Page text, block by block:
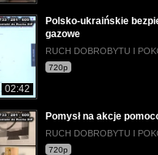
02:42
Polsko-ukraińskie
gazowe
RUCH DOBROBYTU I
720p
Pomysł na akcje
RUCH DOBROBYTU I
720p